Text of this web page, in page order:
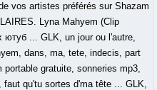
vos artistes préférés sur Shazam
Lyna Mahyem (Clip
ютуб ... GLK, un jour ou l'autre,
dans, ma, tete, indecis, part
gratuite, sonneries mp3,
qu'tu sortes d'ma tête ... GLK,